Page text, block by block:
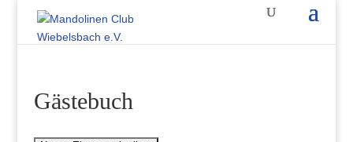
Gästebuch